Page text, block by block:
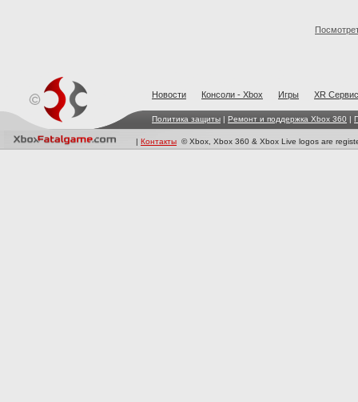
Новости Консоли - Xbox Игры XR
Политика защиты | Ремонт и поддержка Xbox 360 |
| Контакты © Xbox, Xbox 360 & Xbox Live logos are